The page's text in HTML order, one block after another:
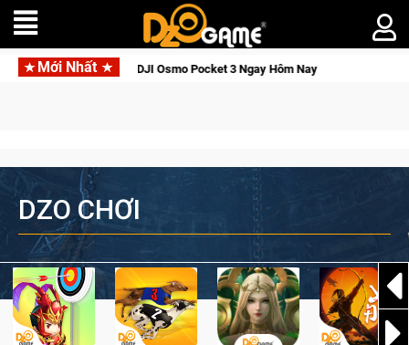
Mới Nhất
Tỉnh, Săn DJI Osmo Pocket 3 Ngay Hôm Nay
DZO CHƠI